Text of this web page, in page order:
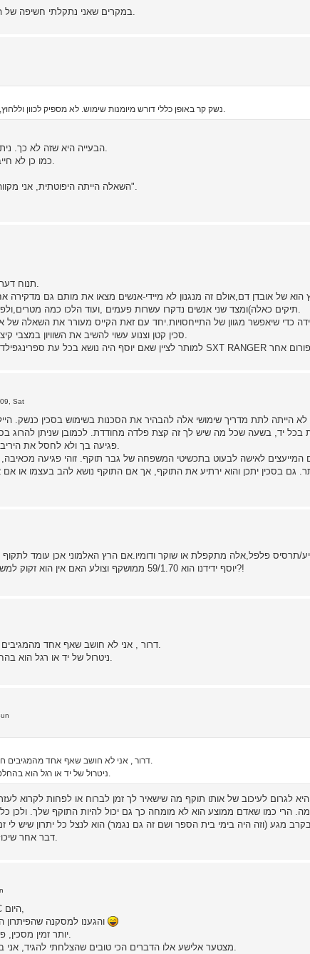
נשק קר באופן כללי דורש מיומנות שימוש. לא מספיק לכוון וללחוץ, צריך לדעת איפה לדקור ומה להכות.
השאלה הייתה היפוטתית, אני מקווה, ולא "מדריך לשימוש בסכין ככלי-נשק".
תנוח דעתך-לא ביקשתי הנחיות איך להרוג בסכין.
תיקים כאלה)ומצד שני אנשים נדקרו עשרות פעמים ,ועוד הלכו כמה מטרים,ולפעמים עוד העיפו סטירה אחרונה לרוצח.
כדי שיאפשר מגוון של התייחסויות.יחד עם זאת הקייס מעורר את השאלה של אי
סכין קטן וצנוע עשוי להשיב את השוויון במצבי קיצון,וכמובן אם יש אמצעים מוצלחים יותר.
Sat
לא הייתה לתת מדריך שימושי אלה להבהיר את הסכנות בשימוש בסכין כנשק.
להרים מכונית בכל יד, בשעה שכל מה שיש לך זה קצת פלדה מחודדת. לכמובן שניתן
המייעצים לאישה לבעוט בתכשיטי המשפחה של גבר תוקף. זוהי פגיעה
גם בסכין יתכן והוא ירתיע את התוקף, אך אם התוקף נושא להב בעצמו או
יוסף ידידנו הוא 59/1.70 ממושקף וצולע האם אין הוא זקוק למשהו שיאזן את אי השוויון מלבד נסיון חיים?!
דרור , אני לא חושב שאף אחד מהמגיבים חשב להרוג תוקף בדקירת סכין בודדת.
ניטרול של יד או רגל הוא בהחלט בר השגה ונותן יתרון עצום למתגונן.
לגרום לעיכוב של אותו תוקף מה שישאיר לך זמן לברוח או לפחות לקרוא
הרי כמו שאדם ממוצע הוא לא מומחה כך גם יכול להיות התוקף שלך. ולכן כל
מגע (וזה היה בימי בית הספר ושם זה גם נגמר) הוא לנצל כל יתרון שיש
האמתי שדיברנו על זה אני ורוחו של TC היום,
יותר זמין מסכין, פחות מסוכן, פחות בירוקרטיה מישפטית.
מצטער אלישע אלו הדברים הכי טובים שהצלחתי להגיד, אני באמת שלא יודע להגיד מה שהיתי עושה.